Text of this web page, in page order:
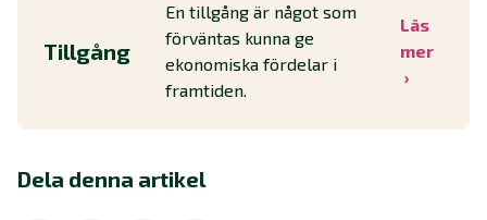
Tillgång
En tillgång är något som
förväntas kunna ge
ekonomiska fördelar i
framtiden.
Läs
mer
Dela denna artikel